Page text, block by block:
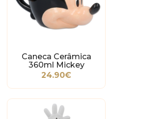
Caneca Cerâmica
360ml Mickey
24.90€